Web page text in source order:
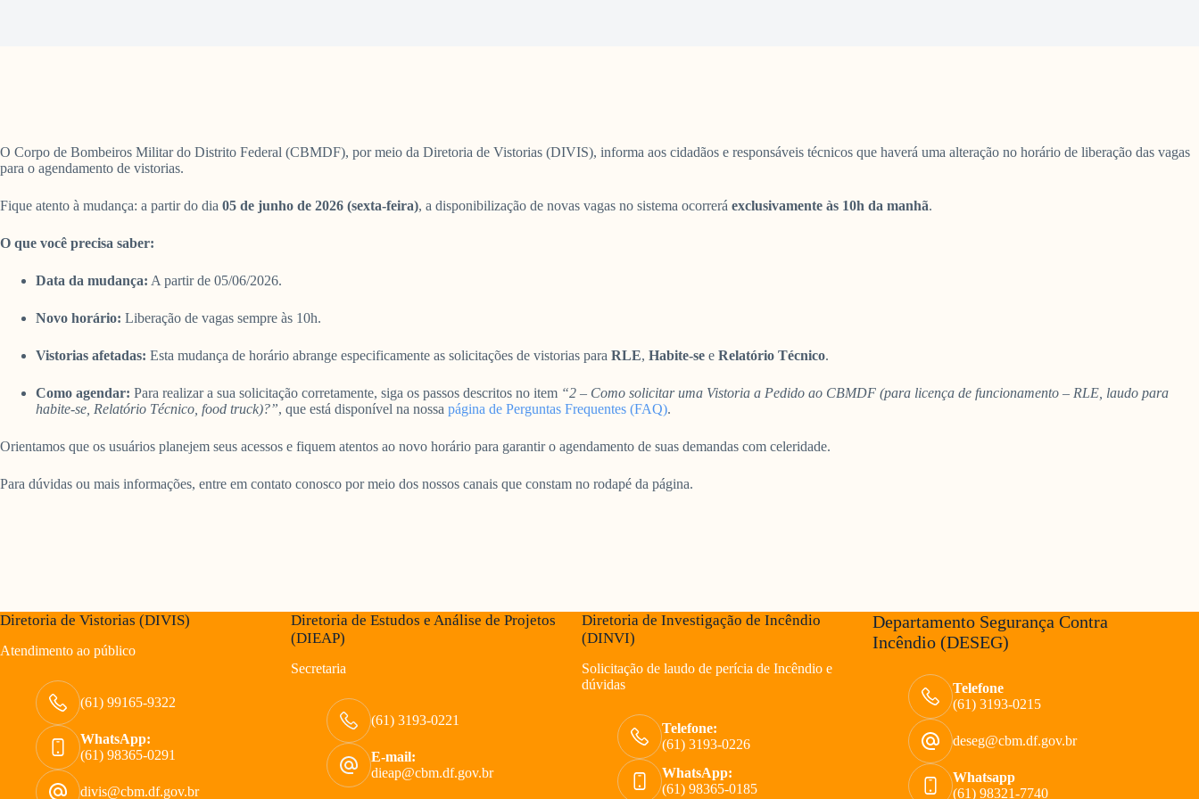
O Corpo de Bombeiros Militar do Distrito Federal (CBMDF), por meio da Diretoria de Vistorias (DIVIS), informa aos cidadãos e responsáveis técnicos que haverá uma alteração no horário de liberação das vagas
para o agendamento de vistorias.
Fique atento à mudança: a partir do dia 05 de junho de 2026 (sexta-feira), a disponibilização de novas vagas no sistema ocorrerá exclusivamente às 10h da manhã.
O que você precisa saber:
Data da mudança: A partir de 05/06/2026.
Novo horário: Liberação de vagas sempre às 10h.
Vistorias afetadas: Esta mudança de horário abrange especificamente as solicitações de vistorias para RLE, Habite-se e Relatório Técnico.
Como agendar: Para realizar a sua solicitação corretamente, siga os passos descritos no item “2 – Como solicitar uma Vistoria a Pedido ao CBMDF (para licença de funcionamento – RLE, laudo para
habite-se, Relatório Técnico, food truck)?”, que está disponível na nossa página de Perguntas Frequentes (FAQ).
Orientamos que os usuários planejem seus acessos e fiquem atentos ao novo horário para garantir o agendamento de suas demandas com celeridade.
Para dúvidas ou mais informações, entre em contato conosco por meio dos nossos canais que constam no rodapé da página.
Diretoria de Vistorias (DIVIS)
Atendimento ao público
(61) 99165-9322
WhatsApp:
(61) 98365-0291
divis@cbm.df.gov.br
Diretoria de Estudos e Análise de Projetos
(DIEAP)
Secretaria
(61) 3193-0221
E-mail:
dieap@cbm.df.gov.br
Diretoria de Investigação de Incêndio
(DINVI)
Solicitação de laudo de perícia de Incêndio e
dúvidas
Telefone:
(61) 3193-0226
WhatsApp:
(61) 98365-0185
Departamento Segurança Contra
Incêndio (DESEG)
Telefone
(61) 3193-0215
deseg@cbm.df.gov.br
Whatsapp
(61) 98321-7740